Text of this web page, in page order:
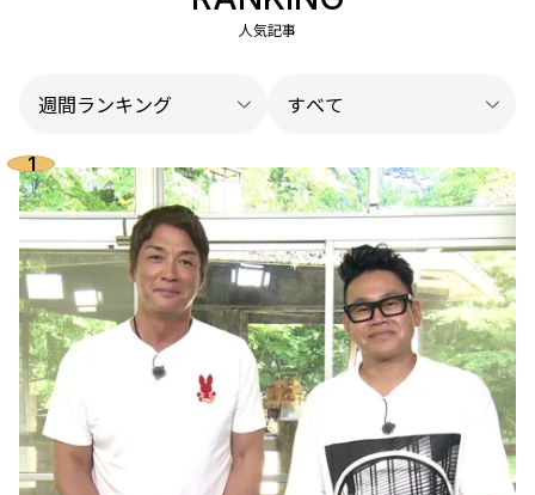
人気記事